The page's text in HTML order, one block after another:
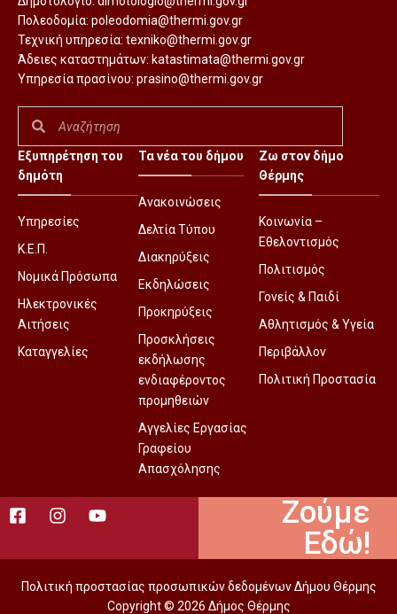
Πολεοδομία: poleodomia@thermi.gov.gr
Τεχνική υπηρεσία: texniko@thermi.gov.gr
Άδειες καταστημάτων: katastimata@thermi.gov.gr
Υπηρεσία πρασίνου: prasino@thermi.gov.gr
Εξυπηρέτηση του
δημότη
Υπηρεσίες
Κ.Ε.Π.
Νομικά Πρόσωπα
Ηλεκτρονικές
Αιτήσεις
Καταγγελίες
Τα νέα του δήμου
Ανακοινώσεις
Δελτία Τύπου
Διακηρύξεις
Εκδηλώσεις
Προκηρύξεις
Προσκλήσεις
εκδήλωσης
ενδιαφέροντος
προμηθειών
Αγγελίες Εργασίας
Γραφείου
Απασχόλησης
Ζω στον δήμο
Θέρμης
Κοινωνία –
Εθελοντισμός
Πολιτισμός
Γονείς & Παιδί
Αθλητισμός & Υγεία
Περιβάλλον
Πολιτική Προστασία
Ζούμε
Εδώ!
Πολιτική προστασίας προσωπικών δεδομένων Δήμου Θέρμης
Copyright © 2026 Δήμος Θέρμης